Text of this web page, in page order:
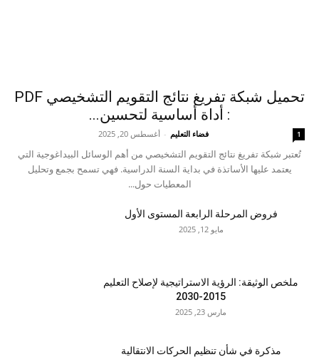
تحميل شبكة تفريغ نتائج التقويم التشخيصي PDF
: أداة أساسية لتحسين...
فضاء التعليم - أغسطس 20, 2025 1
تُعتبر شبكة تفريغ نتائج التقويم التشخيصي من أهم الوسائل البيداغوجية التي
يعتمد عليها الأساتذة في بداية السنة الدراسية. فهي تسمح بجمع وتحليل
المعطيات حول...
فروض المرحلة الرابعة المستوى الأول
مايو 12, 2025
ملخص الوثيقة: الرؤية الاستراتيجية لإصلاح التعليم
2015-2030
مارس 23, 2025
مذكرة في شأن تنظيم الحركات الانتقالية